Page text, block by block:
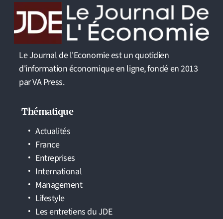
Le Journal de l'Economie est un quotidien
d'information économique en ligne, fondé en 2013
par VA Press.
Thématique
Actualités
France
Entreprises
International
Management
Lifestyle
Les entretiens du JDE